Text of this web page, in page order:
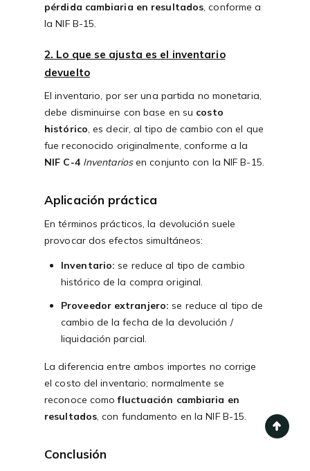
pérdida cambiaria en resultados, conforme a
la NIF B-15.
2. Lo que se ajusta es el inventario
devuelto
El inventario, por ser una partida no monetaria,
debe disminuirse con base en su costo
histórico, es decir, al tipo de cambio con el que
fue reconocido originalmente, conforme a la
NIF C-4 Inventariosen conjunto con la NIF B-15.
Aplicación práctica
En términos prácticos, la devolución suele
provocar dos efectos simultáneos:
Inventario: se reduce al tipo de cambio
histórico de la compra original.
Proveedor extranjero: se reduce al tipo de
cambio de la fecha de la devolución /
liquidación parcial.
La diferencia entre ambos importes no corrige
el costo del inventario; normalmente se
reconoce comofluctuación cambiaria en
resultados, con fundamento en la NIF B-15.
Conclusión